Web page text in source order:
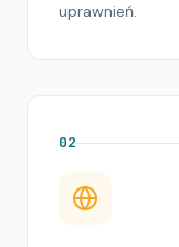
uprawnień.
02